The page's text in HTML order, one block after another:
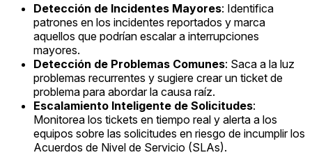
Detección de Incidentes Mayores: Identifica
patrones en los incidentes reportados y marca
aquellos que podrían escalar a interrupciones
mayores.
Detección de Problemas Comunes: Saca a la luz
problemas recurrentes y sugiere crear un ticket de
problema para abordar la causa raíz.
Escalamiento Inteligente de Solicitudes:
Monitorea los tickets en tiempo real y alerta a los
equipos sobre las solicitudes en riesgo de incumplir los
Acuerdos de Nivel de Servicio (SLAs).